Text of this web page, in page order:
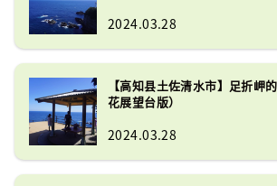
2024.03.28
【高知县土佐清水市】足折岬
花展望台版）
2024.03.28